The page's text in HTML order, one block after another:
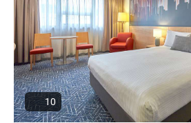
la ciudad. ¡Y no olvide visitar
en la azotea!
Liam Pratt, Gestión hotelera
10